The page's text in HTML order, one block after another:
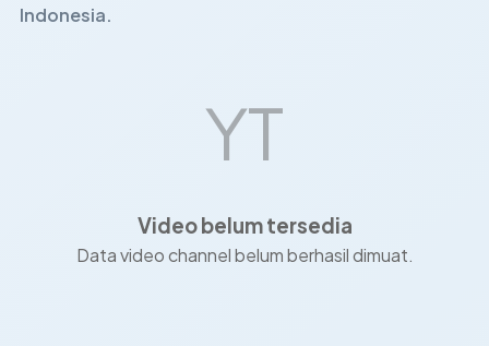
Indonesia.
YT
Video belum tersedia
Data video channel belum berhasil dimuat.